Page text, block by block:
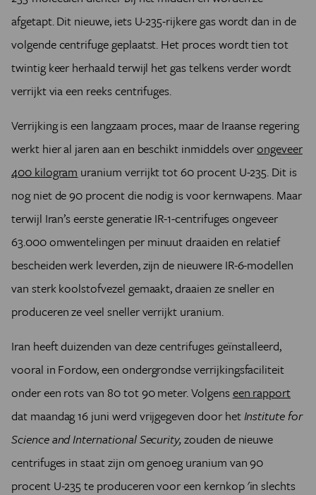
afgetapt. Dit nieuwe, iets U-235-rijkere gas wordt dan in de
volgende centrifuge geplaatst. Het proces wordt tien tot
twintig keer herhaald terwijl het gas telkens verder wordt
verrijkt via een reeks centrifuges.
Verrijking is een langzaam proces, maar de Iraanse regering
werkt hier al jaren aan en beschikt inmiddels overongeveer
400 kilogram uranium verrijkt tot 60 procent U-235. Dit is
nog niet de 90 procent die nodig is voor kernwapens. Maar
terwijl Iran’s eerste generatie IR-1-centrifuges ongeveer
63.000 omwentelingen per minuut draaiden en relatief
bescheiden werk leverden, zijn de nieuwere IR-6-modellen
van sterk koolstofvezel gemaakt, draaien ze sneller en
produceren ze veel sneller verrijkt uranium.
Iran heeft duizenden van deze centrifuges geïnstalleerd,
vooral in Fordow, een ondergrondse verrijkingsfaciliteit
onder een rots van 80 tot 90 meter. Volgenseen rapport
dat maandag 16 juni werd vrijgegeven door hetInstitute for
Science and International Security,zouden de nieuwe
centrifuges in staat zijn om genoeg uranium van 90
procent U-235 te produceren voor een kernkop 'in slechts